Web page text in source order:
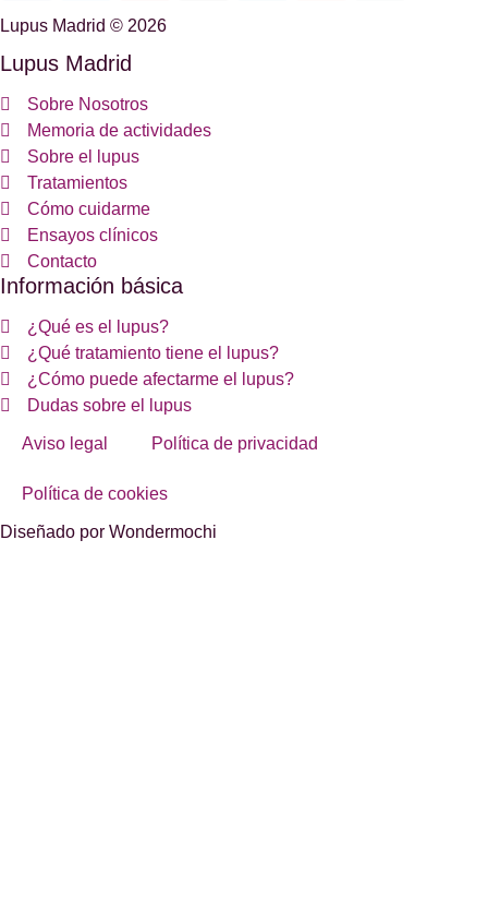
Lupus Madrid © 2026
Lupus Madrid
Sobre Nosotros
Memoria de actividades
Sobre el lupus
Tratamientos
Cómo cuidarme
Ensayos clínicos
Contacto
Información básica
¿Qué es el lupus?
¿Qué tratamiento tiene el lupus?
¿Cómo puede afectarme el lupus?
Dudas sobre el lupus
Aviso legal Política de privacidad
Política de cookies
Diseñado por Wondermochi